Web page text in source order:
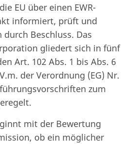
EU über einen EWR-
informiert, prüft und
Beschluss. Das
gliedert sich in fünf
Art. 102 Abs. 1 bis Abs. 6
der Verordnung (EG) Nr.
zum
mit der Bewertung
ob ein möglicher